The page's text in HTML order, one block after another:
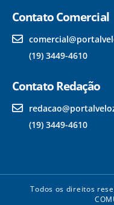
Contato Comercial
(19) 3449-4610
Contato Redação
(19) 3449-4610
Todos os direitos